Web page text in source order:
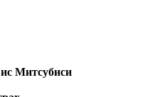
Митсубиси